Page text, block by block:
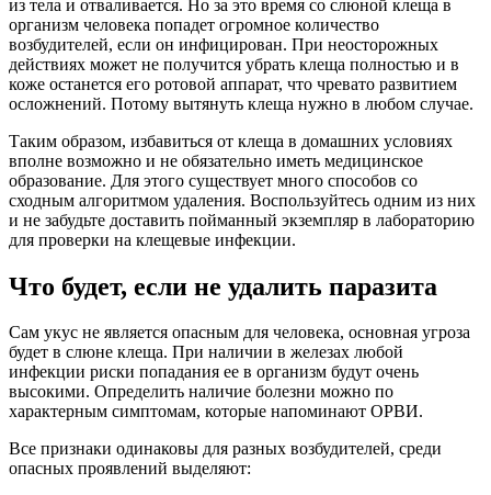
из тела и отваливается. Но за это время со слюной клеща в
организм человека попадет огромное количество
возбудителей, если он инфицирован. При неосторожных
действиях может не получится убрать клеща полностью и в
коже останется его ротовой аппарат, что чревато развитием
осложнений. Потому вытянуть клеща нужно в любом случае.
Таким образом, избавиться от клеща в домашних условиях
вполне возможно и не обязательно иметь медицинское
образование. Для этого существует много способов со
сходным алгоритмом удаления. Воспользуйтесь одним из них
и не забудьте доставить пойманный экземпляр в лабораторию
для проверки на клещевые инфекции.
Что будет, если не удалить паразита
Сам укус не является опасным для человека, основная угроза
будет в слюне клеща. При наличии в железах любой
инфекции риски попадания ее в организм будут очень
высокими. Определить наличие болезни можно по
характерным симптомам, которые напоминают ОРВИ.
Все признаки одинаковы для разных возбудителей, среди
опасных проявлений выделяют: